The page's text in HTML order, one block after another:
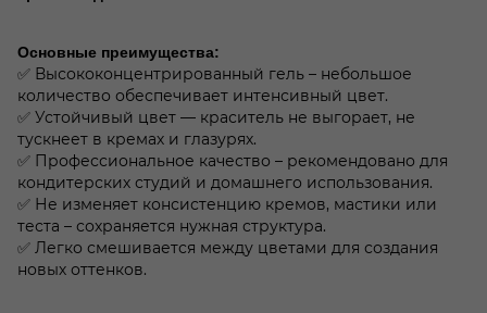
Основные преимущества:
✅ Высококонцентрированный гель – небольшое
количество обеспечивает интенсивный цвет.
✅ Устойчивый цвет — краситель не выгорает, не
тускнеет в кремах и глазурях.
✅ Профессиональное качество – рекомендовано для
кондитерских студий и домашнего использования.
✅ Не изменяет консистенцию кремов, мастики или
теста – сохраняется нужная структура.
✅ Легко смешивается между цветами для создания
новых оттенков.